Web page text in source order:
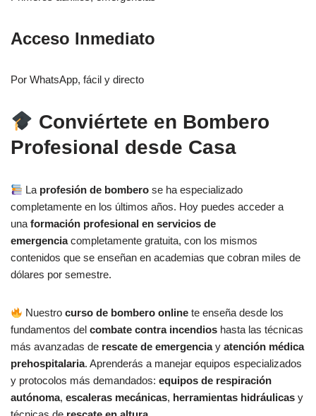
Acceso Inmediato
Por WhatsApp, fácil y directo
Conviértete en Bombero
Profesional desde Casa
La profesión de bombero se ha especializado
completamente en los últimos años. Hoy puedes acceder a
una formación profesional en servicios de
emergenciacompletamente gratuita, con los mismos
contenidos que se enseñan en academias que cobran miles de
dólares por semestre.
Nuestrocurso de bombero online te enseña desde los
fundamentos del combate contra incendios hasta las técnicas
más avanzadas de rescate de emergenciay atención médica
prehospitalaria. Aprenderás a manejar equipos especializados
y protocolos más demandados: equipos de respiración
autónoma, escaleras mecánicas, herramientas hidráulicas y